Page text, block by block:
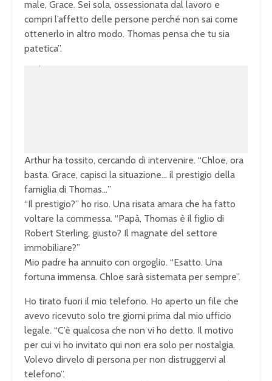
male, Grace. Sei sola, ossessionata dal lavoro e
compri l’affetto delle persone perché non sai come
ottenerlo in altro modo. Thomas pensa che tu sia
patetica”.
Arthur ha tossito, cercando di intervenire. “Chloe, ora
basta. Grace, capisci la situazione… il prestigio della
famiglia di Thomas…”
“Il prestigio?” ho riso. Una risata amara che ha fatto
voltare la commessa. “Papà, Thomas è il figlio di
Robert Sterling, giusto? Il magnate del settore
immobiliare?”
Mio padre ha annuito con orgoglio. “Esatto. Una
fortuna immensa. Chloe sarà sistemata per sempre”.
Ho tirato fuori il mio telefono. Ho aperto un file che
avevo ricevuto solo tre giorni prima dal mio ufficio
legale. “C’è qualcosa che non vi ho detto. Il motivo
per cui vi ho invitato qui non era solo per nostalgia.
Volevo dirvelo di persona per non distruggervi al
telefono”.